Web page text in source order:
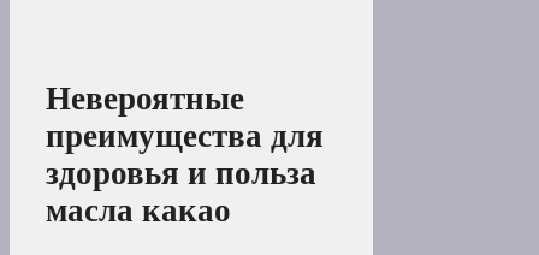
Невероятные
преимущества для
здоровья и польза
масла какао